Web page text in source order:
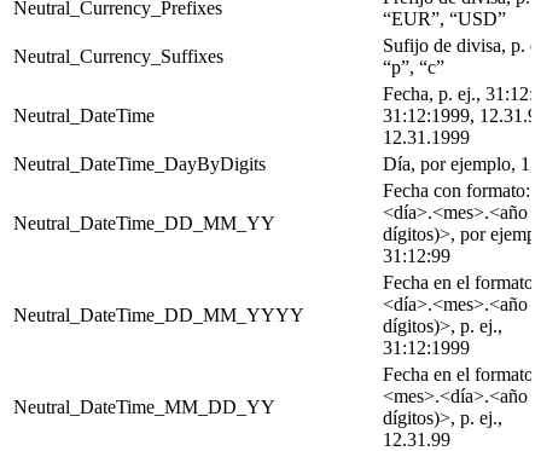
Neutral_Currency_Prefixes
“EUR”, “USD”
Neutral_Currency_Suffixes
Sufijo de divisa, p.
“p”, “c”
Neutral_DateTime
Fecha, p. ej.,
31:12:1999,
12.31.1999
Neutral_DateTime_DayByDigits
Día, por ejemplo, 1,
Neutral_DateTime_DD_MM_YY
Fecha con formato:
<día>.<mes>.<año
dígitos)>, por
31:12:99
Neutral_DateTime_DD_MM_YYYY
Fecha en el formato:
<día>.<mes>.<año
dígitos)>, p. ej.,
31:12:1999
Neutral_DateTime_MM_DD_YY
Fecha en el formato:
<mes>.<día>.<año
dígitos)>, p. ej.,
12.31.99